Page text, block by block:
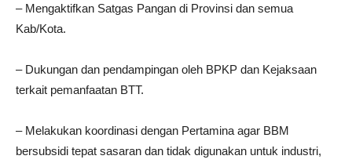
– Mengaktifkan Satgas Pangan di Provinsi dan semua
Kab/Kota.
– Dukungan dan pendampingan oleh BPKP dan Kejaksaan
terkait pemanfaatan BTT.
– Melakukan koordinasi dengan Pertamina agar BBM
bersubsidi tepat sasaran dan tidak digunakan untuk industri,